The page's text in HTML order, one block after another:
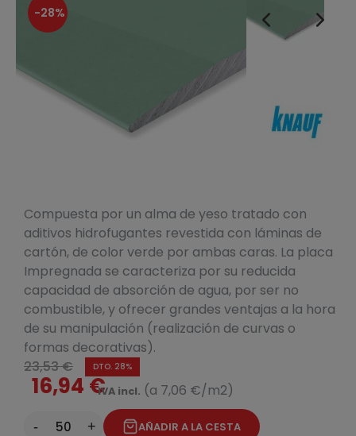
-28%
Compuesta por un alma de yeso tratado con
aditivos hidrofugantes revestida con láminas de
cartón, de color verde por ambas caras. La placa
Impregnada se caracteriza por su reducida
capacidad de absorción de agua, por ser no
combustible, y ofrecer grandes ventajas a la hora
de su manipulación (realización de curvas o
formas decorativas).
23,53 €
DTO. 28%
16,94 €IVA incl. (a 7,06 €/m2)
- + AÑADIR A LA CESTA